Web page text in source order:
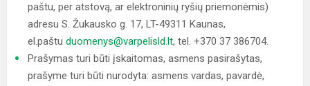
paštu, per atstovą, ar elektroninių ryšių priemonėmis)
adresu S. Žukausko g. 17, LT-49311 Kaunas,
el.paštu duomenys@varpelisld.lt, tel. +370 37 386704.
Prašymas turi būti įskaitomas, asmens pasirašytas,
prašyme turi būti nurodyta: asmens vardas, pavardė,